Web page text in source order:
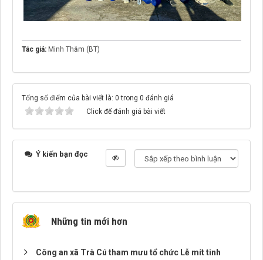
Tác giả: Minh Thắm (BT)
Tổng số điểm của bài viết là: 0 trong 0 đánh giá
Click để đánh giá bài viết
Ý kiến bạn đọc
Những tin mới hơn
Công an xã Trà Cú tham mưu tổ chức Lễ mít tinh